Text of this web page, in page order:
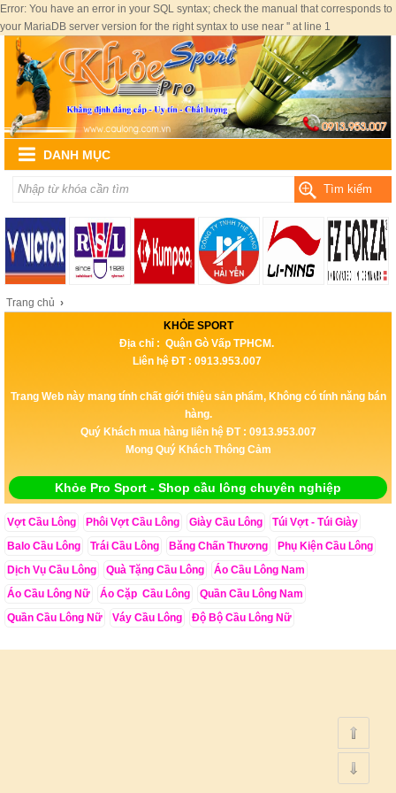
Error: You have an error in your SQL syntax; check the manual that corresponds to
your MariaDB server version for the right syntax to use near '' at line 1
DANH MỤC
Tìm kiếm
Trang chủ ›
KHỎE SPORT
Địa chỉ : Quận Gò Vấp TPHCM.
Liên hệ ĐT : 0913.953.007
Trang Web này mang tính chất giới thiệu sản phẩm, Không có tính năng bán
hàng.
Quý Khách mua hàng liên hệ ĐT : 0913.953.007
Mong Quý Khách Thông Cảm
Khỏe Pro Sport - Shop cầu lông chuyên nghiệp
Vợt Cầu Lông Phôi Vợt Cầu Lông Giày Cầu Lông
Túi Vợt - Túi Giày
Balo Cầu Lông
Trái Cầu Lông Băng Chấn Thương
Phụ Kiện Cầu Lông
Dịch Vụ Cầu Lông
Quà Tặng Cầu Lông
Áo Cầu Lông Nam
Áo Cầu Lông Nữ
Áo Cặp Cầu Lông
Quần Cầu Lông Nam
Quần Cầu Lông Nữ
Váy Cầu Lông Độ Bộ Cầu Lông Nữ